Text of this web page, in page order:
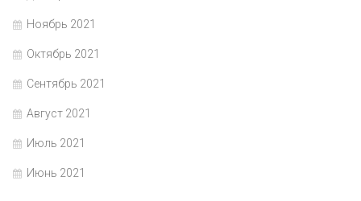
Ноябрь 2021
Октябрь 2021
Сентябрь 2021
Август 2021
Июль 2021
Июнь 2021